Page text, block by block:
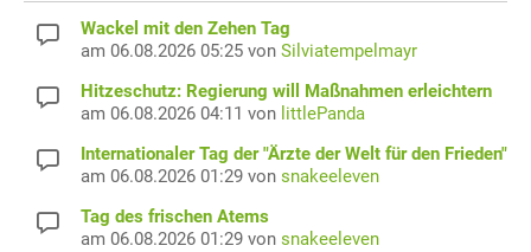
Wackel mit den Zehen Tag
am 06.08.2026 05:25 von Silviatempelmayr
Hitzeschutz: Regierung will Maßnahmen erleichtern
am 06.08.2026 04:11 von littlePanda
Internationaler Tag der "Ärzte der Welt für den Frieden"
am 06.08.2026 01:29 von snakeeleven
Tag des frischen Atems
am 06.08.2026 01:29 von snakeeleven